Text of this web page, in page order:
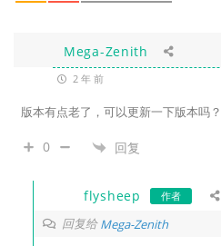
Mega-Zenith
2 年 前
版本有点老了，可以更新一下版本吗？
0 回复
flysheep 作者
回复给Mega-Zenith